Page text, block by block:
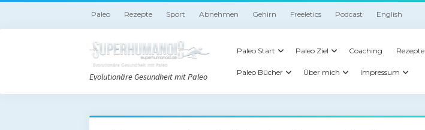
Paleo Rezepte Sport Abnehmen Gehirn Freeletics Podcast English
Evolutionäre Gesundheit mit Paleo
Paleo Start Paleo Ziel Coaching Rezepte
Paleo Bücher Über mich Impressum